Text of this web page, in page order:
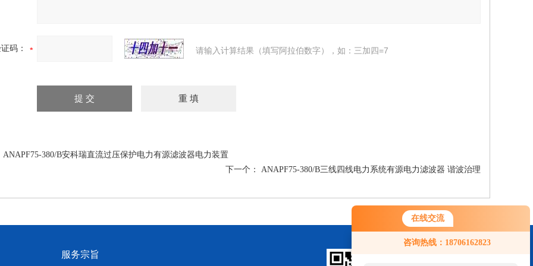
在线交流
咨询热线：18706162823
您好！欢迎前来咨询，很高兴为您
服务，请问您要咨询什么问题呢？
码： 请输入计算结果（填写阿拉伯数字），如：三加四=7
ANAPF75-380/B安科瑞直流过压保护电力有源滤波器电力装置
下一个：
ANAPF75-380/B三线四线电力系统有源电力滤波器 谐波治理
服务宗旨